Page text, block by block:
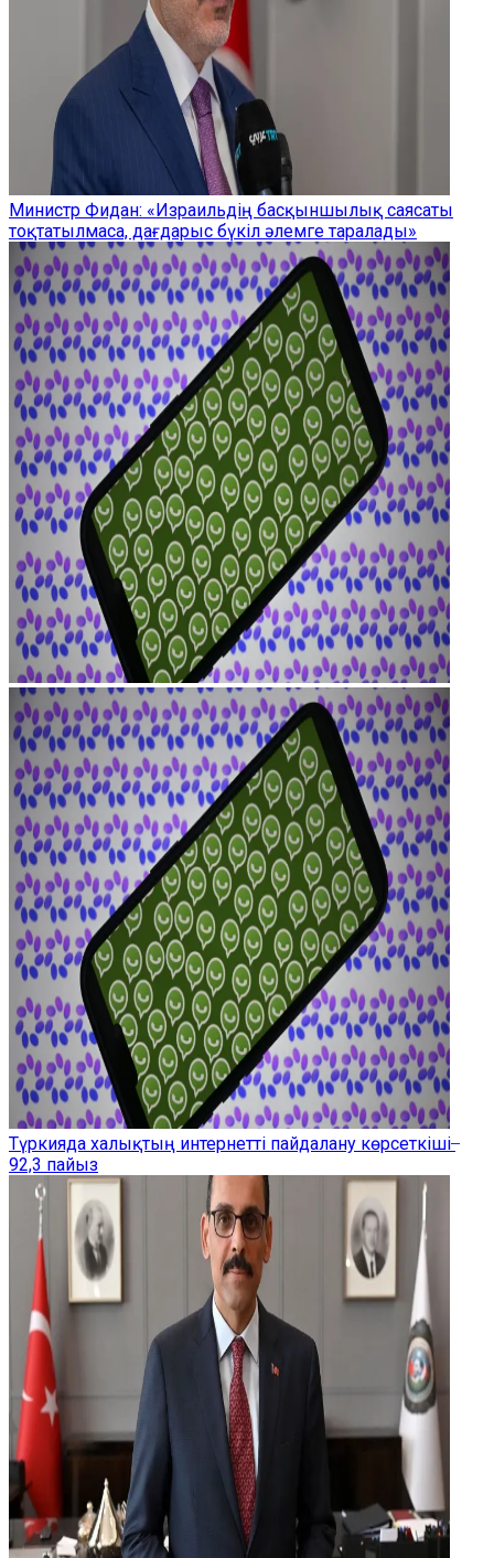
Министр Фидан: «Израильдің басқыншылық саясаты
тоқтатылмаса, дағдарыс бүкіл әлемге таралады»
Түркияда халықтың интернетті пайдалану көрсеткіші ̶
92,3 пайыз